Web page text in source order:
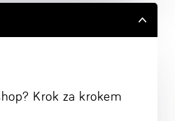
Krok za krokem